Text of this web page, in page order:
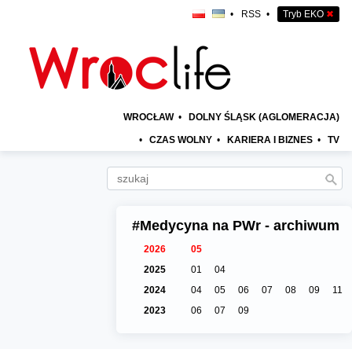
• RSS • Tryb EKO ✖
WROCŁAW • DOLNY ŚLĄSK (AGLOMERACJA)
• CZAS WOLNY • KARIERA I BIZNES • TV
#Medycyna na PWr - archiwum
2026
05
2025
01
04
2024
04 05 06 07 08 09
11
2023
06 07 09